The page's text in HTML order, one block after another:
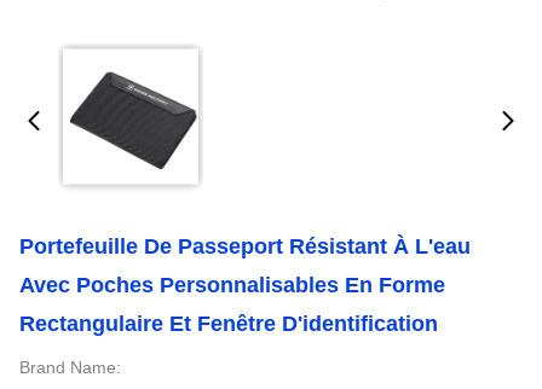
Portefeuille De Passeport Résistant À L'eau
Avec Poches Personnalisables En Forme
Rectangulaire Et Fenêtre D'identification
Brand Name: